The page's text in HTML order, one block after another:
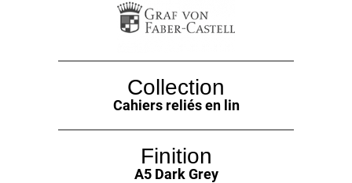
Collection
Cahiers reliés en lin
Finition
A5 Dark Grey